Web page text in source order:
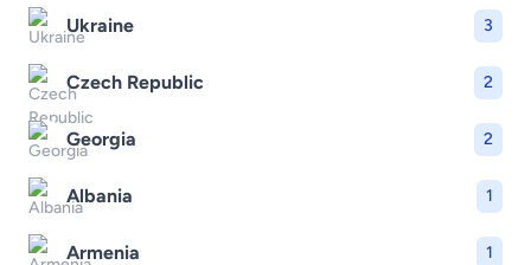
Ukraine 3
Czech Republic 2
Georgia 2
Albania 1
Armenia 1